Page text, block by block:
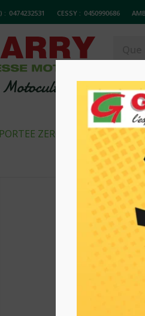
: 0474232531 CESSY : 0450990686
ZERO TURN (MR) TORO